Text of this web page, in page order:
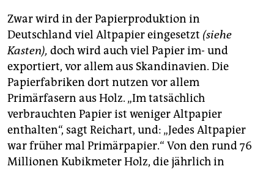
Inzwischen sind es nur noch 7 Millionen. Deutschland
exportiert seitdem vermehrt in chinesische
Anrainerstaaten, die ihre Papierproduktion
angekurbelt haben.
Zwar wird in der Papierproduktion in
Deutschland viel Altpapier eingesetzt (siehe
Kasten), doch wird auch viel Papier im- und
exportiert, vor allem aus Skandinavien. Die
Papierfabriken dort nutzen vor allem
Primärfasern aus Holz. „Im tatsächlich
verbrauchten Papier ist weniger Altpapier
enthalten“, sagt Reichart, und: „Jedes Altpapier
war früher mal Primärpapier.“ Von den rund 76
Millionen Kubikmeter Holz, die jährlich in